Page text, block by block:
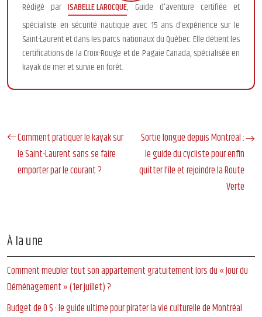
Rédigé parISABELLE LAROCQUE, Guide d'aventure certifiée et
spécialiste en sécurité nautique avec 15 ans d'expérience sur le
Saint-Laurent et dans les parcs nationaux du Québec. Elle détient les
certifications de la Croix-Rouge et de Pagaie Canada, spécialisée en
kayak de mer et survie en forêt.
Comment pratiquer le kayak sur
le Saint-Laurent sans se faire
emporter par le courant ?
Sortie longue depuis Montréal :
le guide du cycliste pour enfin
quitter l’île et rejoindre la Route
Verte
À la une
Comment meubler tout son appartement gratuitement lors du « Jour du
Déménagement » (1er juillet) ?
Budget de 0 $ : le guide ultime pour pirater la vie culturelle de Montréal